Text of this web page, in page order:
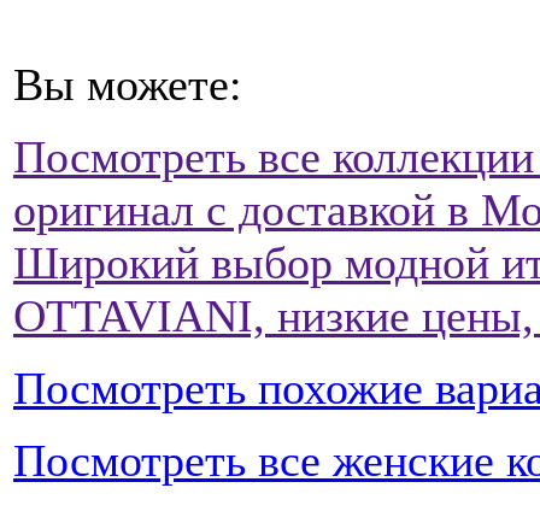
Вы можете:
Посмотреть все
оригинал с доставкой в
Широкий выбор модной
OTTAVIANI, низкие цены,
Посмотреть похожие
Посмотреть все женские